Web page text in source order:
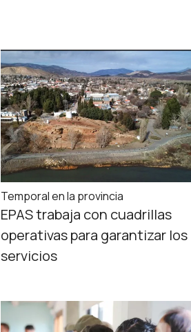
Temporal en la provincia
EPAS trabaja con cuadrillas
operativas para garantizar los
servicios